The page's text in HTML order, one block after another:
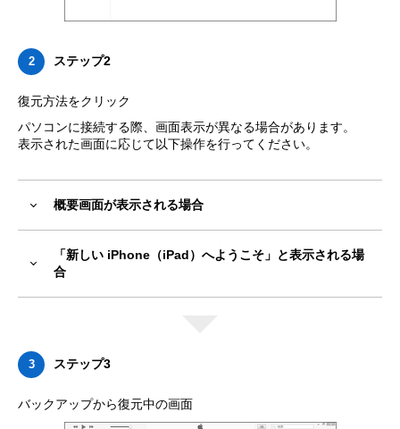
2 ステップ2
復元方法をクリック
パソコンに接続する際、画面表示が異なる場合があります。
表示された画面に応じて以下操作を行ってください。
概要画面が表示される場合
「新しい iPhone（iPad）へようこそ」と表示される場
合
3 ステップ3
バックアップから復元中の画面